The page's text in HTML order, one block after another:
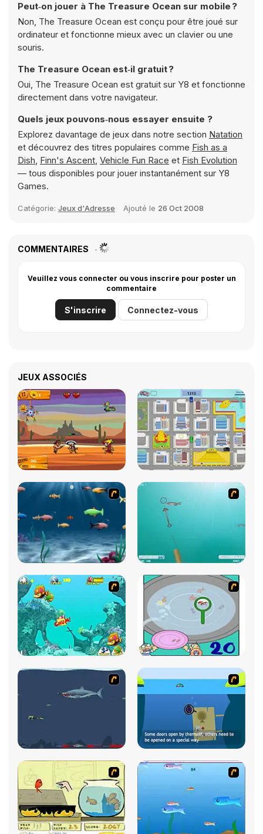
Peut‑on jouer à The Treasure Ocean sur mobile ?
Non, The Treasure Ocean est conçu pour être joué sur
ordinateur et fonctionne mieux avec un clavier ou une
souris.
The Treasure Ocean est‑il gratuit ?
Oui, The Treasure Ocean est gratuit sur Y8 et fonctionne
directement dans votre navigateur.
Quels jeux pouvons‑nous essayer ensuite ?
Explorez davantage de jeux dans notre section Natation
et découvrez des titres populaires comme Fish as a
Dish, Finn's Ascent, Vehicle Fun Race et Fish Evolution
— tous disponibles pour jouer instantanément sur Y8
Games.
Catégorie: Jeux d'Adresse Ajouté le 26 Oct 2008
COMMENTAIRES
Veuillez vous connecter ou vous inscrire pour poster un
commentaire
S'inscrire Connectez-vous
JEUX ASSOCIÉS